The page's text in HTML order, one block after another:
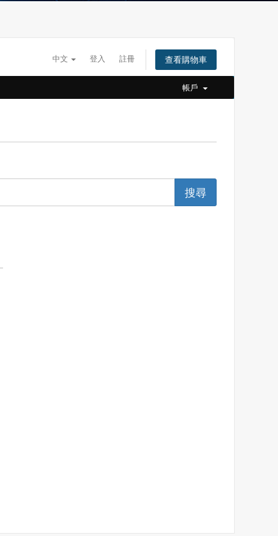
中文 登入 註冊 查看購物車
帳戶